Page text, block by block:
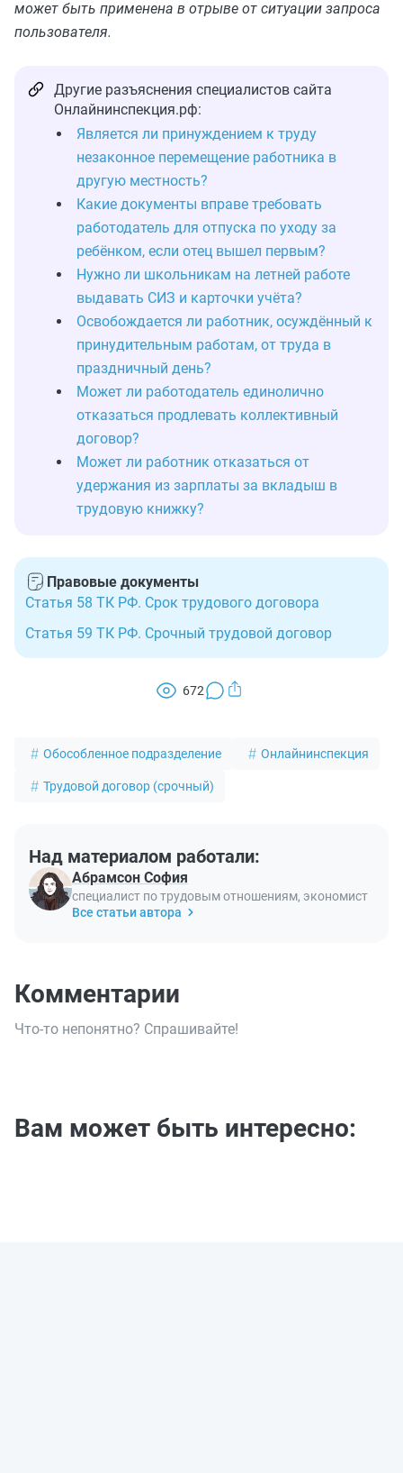
может быть применена в отрыве от ситуации запроса
пользователя.
Другие разъяснения специалистов сайта
Онлайнинспекция.рф:
Является ли принуждением к труду
незаконное перемещение работника в
другую местность?
Какие документы вправе требовать
работодатель для отпуска по уходу за
ребёнком, если отец вышел первым?
Нужно ли школьникам на летней работе
выдавать СИЗ и карточки учёта?
Освобождается ли работник, осуждённый к
принудительным работам, от труда в
праздничный день?
Может ли работодатель единолично
отказаться продлевать коллективный
договор?
Может ли работник отказаться от
удержания из зарплаты за вкладыш в
трудовую книжку?
Правовые документы
Статья 58 ТК РФ. Срок трудового договора
Статья 59 ТК РФ. Срочный трудовой договор
672
Обособленное подразделение Онлайнинспекция
Трудовой договор (срочный)
Над материалом работали:
Абрамсон София
специалист по трудовым отношениям, экономист
Все статьи автора
Комментарии
Что-то непонятно? Спрашивайте!
Вам может быть интересно: